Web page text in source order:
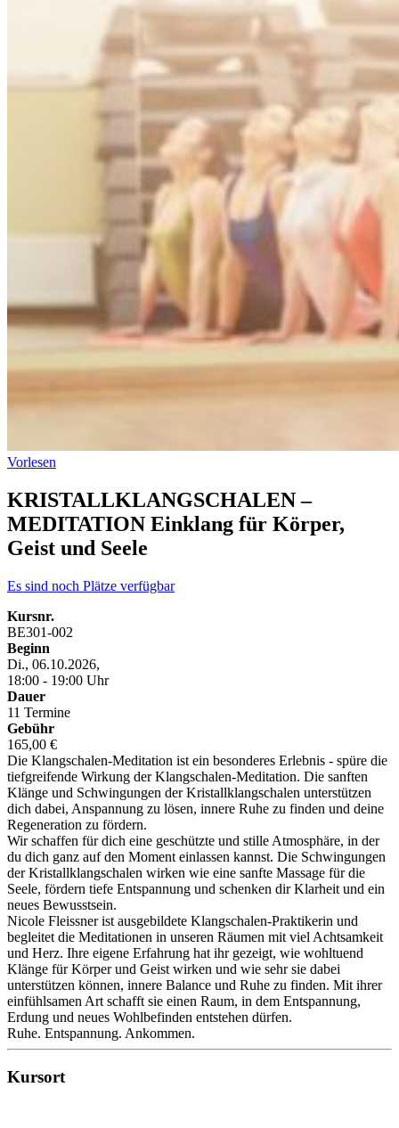
Vorlesen
KRISTALLKLANGSCHALEN –
MEDITATION Einklang für Körper,
Geist und Seele
Es sind noch Plätze verfügbar
Kursnr.
BE301-002
Beginn
Di., 06.10.2026,
18:00 - 19:00 Uhr
Dauer
11 Termine
Gebühr
165,00 €
Die Klangschalen-Meditation ist ein besonderes Erlebnis - spüre die
tiefgreifende Wirkung der Klangschalen-Meditation. Die sanften
Klänge und Schwingungen der Kristallklangschalen unterstützen
dich dabei, Anspannung zu lösen, innere Ruhe zu finden und deine
Regeneration zu fördern.
Wir schaffen für dich eine geschützte und stille Atmosphäre, in der
du dich ganz auf den Moment einlassen kannst. Die Schwingungen
der Kristallklangschalen wirken wie eine sanfte Massage für die
Seele, fördern tiefe Entspannung und schenken dir Klarheit und ein
neues Bewusstsein.
Nicole Fleissner ist ausgebildete Klangschalen-Praktikerin und
begleitet die Meditationen in unseren Räumen mit viel Achtsamkeit
und Herz. Ihre eigene Erfahrung hat ihr gezeigt, wie wohltuend
Klänge für Körper und Geist wirken und wie sehr sie dabei
unterstützen können, innere Balance und Ruhe zu finden. Mit ihrer
einfühlsamen Art schafft sie einen Raum, in dem Entspannung,
Erdung und neues Wohlbefinden entstehen dürfen.
Ruhe. Entspannung. Ankommen.
Kursort